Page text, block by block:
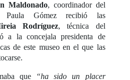
Maldonado, coordinador del
Paula Gómez recibió las
Rodríguez, técnica del
a la concejala presidenta de
de este museo en el que las
que
“ha sido un placer